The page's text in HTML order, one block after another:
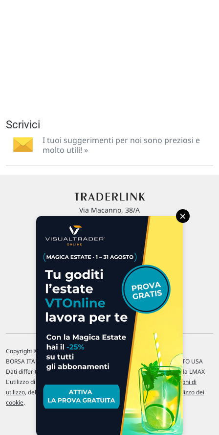
Scrivici
I tuoi suggerimenti per noi sono preziosi e
molto utili! »
Via Macanno, 38/A
P.IVA 02 452 460 401
Chi siamo
Commenti e segnalazioni
Contattaci
Copyright © 1996-2026 Traderlink Italia s.r.l.
BORSA ITALIANA Quotazioni di borsa differite di 15 min. / MERCATO USA
Dati differiti di 15 min. (fonte Intrinio) / FOREX Quotazioni fornite da LMAX
L'utilizzo di questo sito implica l'accettazione delle nostre Condizioni di
utilizzo, del Disclaimer MAR, delle Politiche sulla privacye dell' Utilizzo dei
cookie.
×